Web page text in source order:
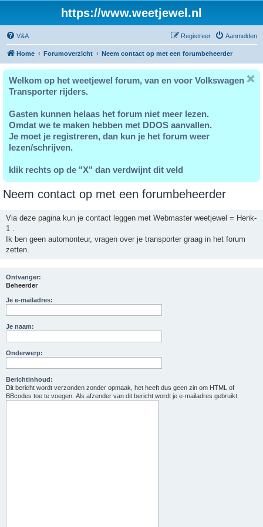
https://www.weetjewel.nl
V&A Aanmelden
Registreer
Home Forumoverzicht Neem contact op met een forumbeheerder
Welkom op het weetjewel forum, van en voor Volkswagen
Transporter rijders.
Gasten kunnen helaas het forum niet meer lezen.
Omdat we te maken hebben met DDOS aanvallen.
Je moet je registreren, dan kun je het forum weer
lezen/schrijven.
klik rechts op de "X" dan verdwijnt dit veld
Neem contact op met een forumbeheerder
Via deze pagina kun je contact leggen met Webmaster weetjewel = Henk-
1 .
Ik ben geen automonteur, vragen over je transporter graag in het forum
zetten.
Ontvanger:
Beheerder
Je e-mailadres:
Je naam:
Onderwerp:
Berichtinhoud:
Dit bericht wordt verzonden zonder opmaak, het heeft dus geen zin om HTML of
BBcodes toe te voegen. Als afzender van dit bericht wordt je e-mailadres gebruikt.